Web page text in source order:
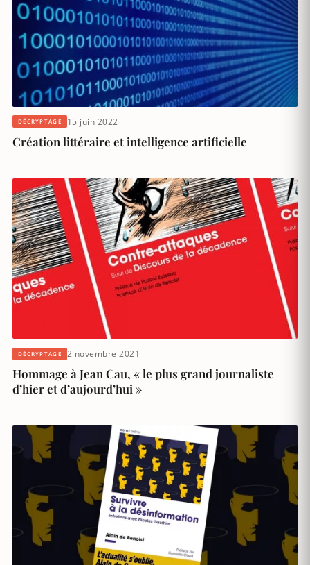
DÉCRYPTAGE 15 juin 2022
Création littéraire et intelligence artificielle
DÉCRYPTAGE 2 novembre 2021
Hommage à Jean Cau, « le plus grand journaliste
d’hier et d’aujourd’hui »